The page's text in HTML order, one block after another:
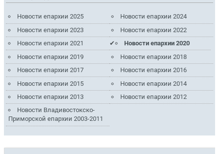
Новости епархии 2025
Новости епархии 2024
Новости епархии 2023
Новости епархии 2022
Новости епархии 2021
Новости епархии 2020
Новости епархии 2019
Новости епархии 2018
Новости епархии 2017
Новости епархии 2016
Новости епархии 2015
Новости епархии 2014
Новости епархии 2013
Новости епархии 2012
Новости Владивостокско-
Приморской епархии 2003-2011